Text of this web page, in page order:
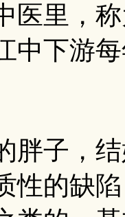
医里，
中下游
胖子，
性的缺